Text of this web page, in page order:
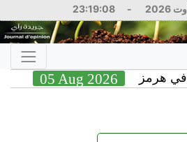
-
23:19:10
رئيس 05 Aug 2026